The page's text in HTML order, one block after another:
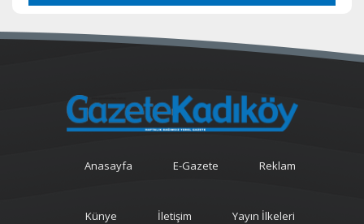
Anasayfa E-Gazete Reklam
Künye İletişim Yayın İlkeleri